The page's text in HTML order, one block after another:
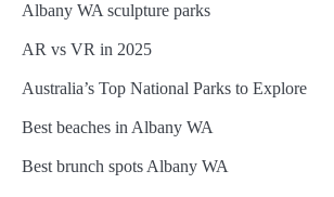
Albany WA sculpture parks
AR vs VR in 2025
Australia’s Top National Parks to Explore
Best beaches in Albany WA
Best brunch spots Albany WA